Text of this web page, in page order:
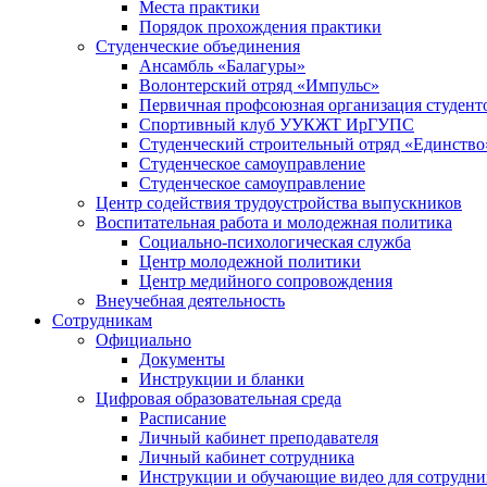
Места практики
Порядок прохождения практики
Студенческие объединения
Ансамбль «Балагуры»
Волонтерский отряд «Импульс»
Первичная профсоюзная организация
Спортивный клуб УУКЖТ ИрГУПС
Студенческий строительный отряд
Студенческое самоуправление
Студенческое самоуправление
Центр содействия трудоустройства выпускников
Воспитательная работа и молодежная политика
Социально-психологическая служба
Центр молодежной политики
Центр медийного сопровождения
Внеучебная деятельность
Сотрудникам
Официально
Документы
Инструкции и бланки
Цифровая образовательная среда
Расписание
Личный кабинет преподавателя
Личный кабинет сотрудника
Инструкции и обучающие видео для